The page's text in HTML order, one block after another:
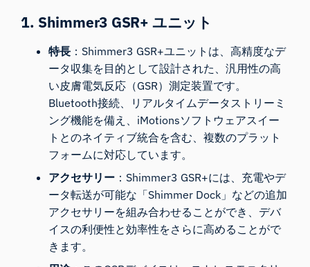
1. Shimmer3 GSR+ ユニット
特長 ： Shimmer3 GSR+ユニット は、高精度なデ
ータ収集を目的として設計された、汎用性の高
い皮膚電気反応（GSR）測定装置です。
Bluetooth接続、リアルタイムデータストリーミ
ング機能を備え、iMotionsソフトウェアスイー
トとのネイティブ統合を含む、複数のプラット
フォームに対応しています。
アクセサリー ：Shimmer3 GSR+には、充電やデ
ータ転送が可能な「Shimmer Dock 」などの追加
アクセサリーを組み合わせることができ、デバ
イスの利便性と効率性をさらに高めることがで
きます。